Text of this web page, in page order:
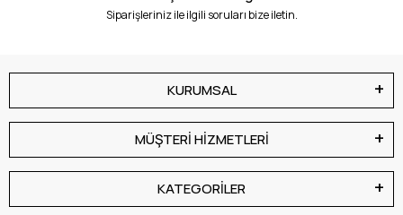
Siparişleriniz ile ilgili soruları bize iletin.
KURUMSAL
MÜŞTERİ HİZMETLERİ
KATEGORİLER